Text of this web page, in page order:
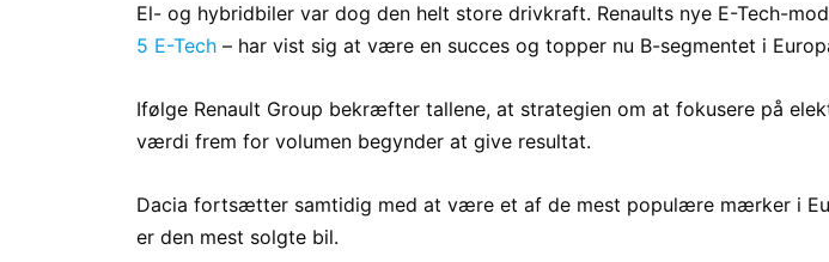
El- og hybridbiler var dog den helt store drivkraft. Renaults nye E-Tech-
5 E-Tech – har vist sig at være en succes og topper nu B-segmentet i
Ifølge Renault Group bekræfter tallene, at strategien om at fokusere på
værdi frem for volumen begynder at give resultat.
Dacia fortsætter samtidig med at være et af de mest populære mærker i
er den mest solgte bil.